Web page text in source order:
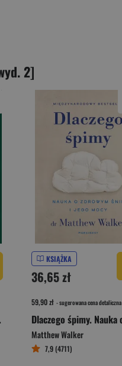
2]
do siebie
KSIĄŻKA
36,65 zł
59,90 zł - sugerowana cena detaliczna
Matthew Walker
7,9 (4711)